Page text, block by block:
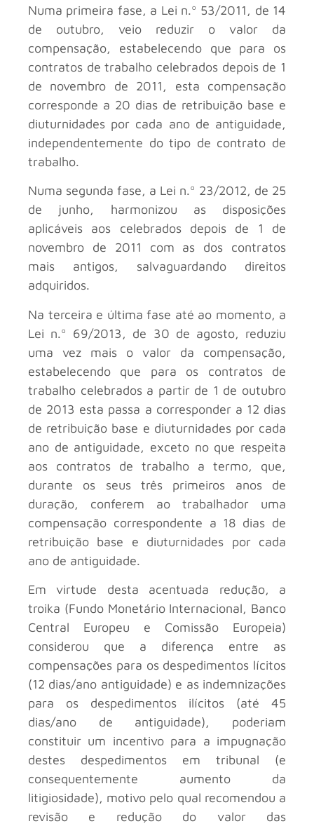
Numa primeira fase, a Lei n.º 53/2011, de 14
de outubro, veio reduzir o valor da
compensação, estabelecendo que para os
contratos de trabalho celebrados depois de 1
de novembro de 2011, esta compensação
corresponde a 20 dias de retribuição base e
diuturnidades por cada ano de antiguidade,
independentemente do tipo de contrato de
trabalho.
Numa segunda fase, a Lei n.º 23/2012, de 25
de junho, harmonizou as disposições
aplicáveis aos celebrados depois de 1 de
novembro de 2011 com as dos contratos
mais antigos, salvaguardando direitos
adquiridos.
Na terceira e última fase até ao momento, a
Lei n.º 69/2013, de 30 de agosto, reduziu
uma vez mais o valor da compensação,
estabelecendo que para os contratos de
trabalho celebrados a partir de 1 de outubro
de 2013 esta passa a corresponder a 12 dias
de retribuição base e diuturnidades por cada
ano de antiguidade, exceto no que respeita
aos contratos de trabalho a termo, que,
durante os seus três primeiros anos de
duração, conferem ao trabalhador uma
compensação correspondente a 18 dias de
retribuição base e diuturnidades por cada
ano de antiguidade.
Em virtude desta acentuada redução, a
troika (Fundo Monetário Internacional, Banco
Central Europeu e Comissão Europeia)
considerou que a diferença entre as
compensações para os despedimentos lícitos
(12 dias/ano antiguidade) e as indemnizações
para os despedimentos ilícitos (até 45
dias/ano de antiguidade), poderiam
constituir um incentivo para a impugnação
destes despedimentos em tribunal (e
consequentemente aumento da
litigiosidade), motivo pelo qual recomendou a
revisão e redução do valor das